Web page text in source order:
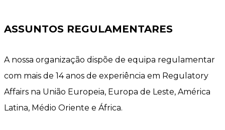
ASSUNTOS REGULAMENTARES
A nossa organização dispõe de equipa regulamentar
com mais de 14 anos de experiência em Regulatory
Affairs na União Europeia, Europa de Leste, América
Latina, Médio Oriente e África.